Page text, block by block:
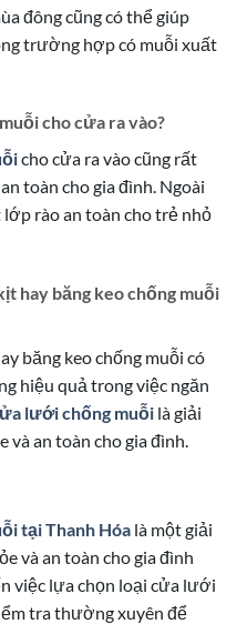
đông cũng có thể giúp
trường hợp có muỗi xuất
cho cửa ra vào?
cho cửa ra vào cũng rất
toàn cho gia đình. Ngoài
rào an toàn cho trẻ nhỏ
hay băng keo chống muỗi
băng keo chống muỗi có
hiệu quả trong việc ngăn
lưới chống muỗi là giải
và an toàn cho gia đình.
tại Thanh Hóa là một giải
và an toàn cho gia đình
việc lựa chọn loại cửa lưới
tra thường xuyên để